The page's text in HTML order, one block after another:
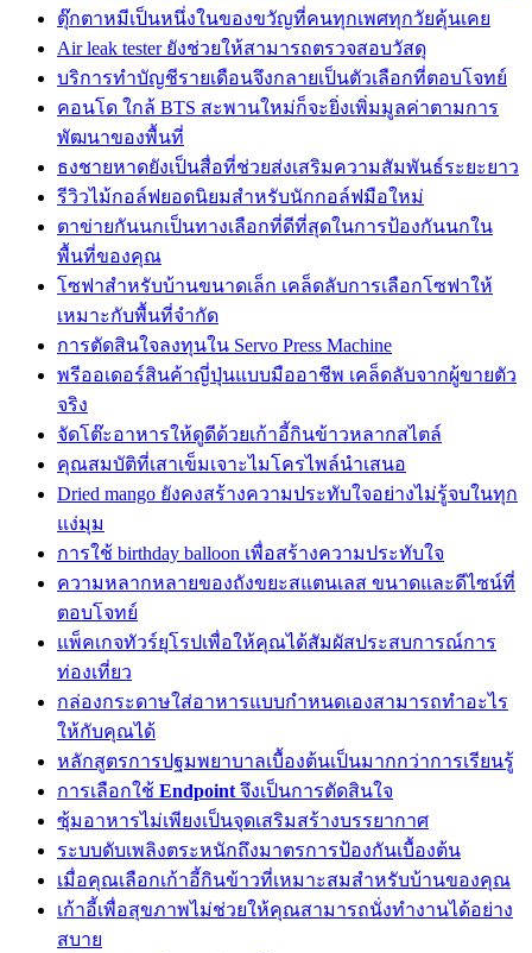
ตุ๊กตาหมีเป็นหนึ่งในของขวัญที่คนทุกเพศทุกวัยคุ้นเคย
Air leak tester ยังช่วยให้สามารถตรวจสอบวัสดุ
บริการทำบัญชีรายเดือนจึงกลายเป็นตัวเลือกที่ตอบโจทย์
คอนโด ใกล้ BTS สะพานใหม่ก็จะยิ่งเพิ่มมูลค่าตามการ
พัฒนาของพื้นที่
ธงชายหาดยังเป็นสื่อที่ช่วยส่งเสริมความสัมพันธ์ระยะยาว
รีวิวไม้กอล์ฟยอดนิยมสำหรับนักกอล์ฟมือใหม่
ตาข่ายกันนกเป็นทางเลือกที่ดีที่สุดในการป้องกันนกใน
พื้นที่ของคุณ
โซฟาสำหรับบ้านขนาดเล็ก เคล็ดลับการเลือกโซฟาให้
เหมาะกับพื้นที่จำกัด
การตัดสินใจลงทุนใน Servo Press Machine
พรีออเดอร์สินค้าญี่ปุ่นแบบมืออาชีพ เคล็ดลับจากผู้ขายตัว
จริง
จัดโต๊ะอาหารให้ดูดีด้วยเก้าอี้กินข้าวหลากสไตล์
คุณสมบัติที่เสาเข็มเจาะไมโครไพล์นำเสนอ
Dried mango ยังคงสร้างความประทับใจอย่างไม่รู้จบในทุก
แง่มุม
การใช้ birthday balloon เพื่อสร้างความประทับใจ
ความหลากหลายของถังขยะสแตนเลส ขนาดและดีไซน์ที่
ตอบโจทย์
แพ็คเกจทัวร์ยุโรปเพื่อให้คุณได้สัมผัสประสบการณ์การ
ท่องเที่ยว
กล่องกระดาษใส่อาหารแบบกำหนดเองสามารถทำอะไร
ให้กับคุณได้
หลักสูตรการปฐมพยาบาลเบื้องต้นเป็นมากกว่าการเรียนรู้
การเลือกใช้ Endpoint จึงเป็นการตัดสินใจ
ซุ้มอาหารไม่เพียงเป็นจุดเสริมสร้างบรรยากาศ
ระบบดับเพลิงตระหนักถึงมาตรการป้องกันเบื้องต้น
เมื่อคุณเลือกเก้าอี้กินข้าวที่เหมาะสมสำหรับบ้านของคุณ
เก้าอี้เพื่อสุขภาพไม่ช่วยให้คุณสามารถนั่งทำงานได้อย่าง
สบาย